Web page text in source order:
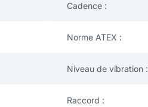
Cadence :
Norme ATEX :
Niveau de vibration :
Raccord :